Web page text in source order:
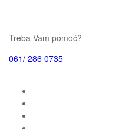
Treba Vam pomoć?
061/ 286 0735